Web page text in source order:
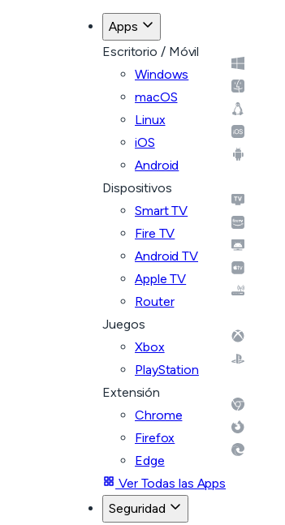
Apps
Escritorio / Móvil
Windows
macOS
Linux
iOS
Android
Dispositivos
Smart TV
Fire TV
Android TV
Apple TV
Router
Juegos
Xbox
PlayStation
Extensión
Chrome
Firefox
Edge
Ver Todas las Apps
Seguridad